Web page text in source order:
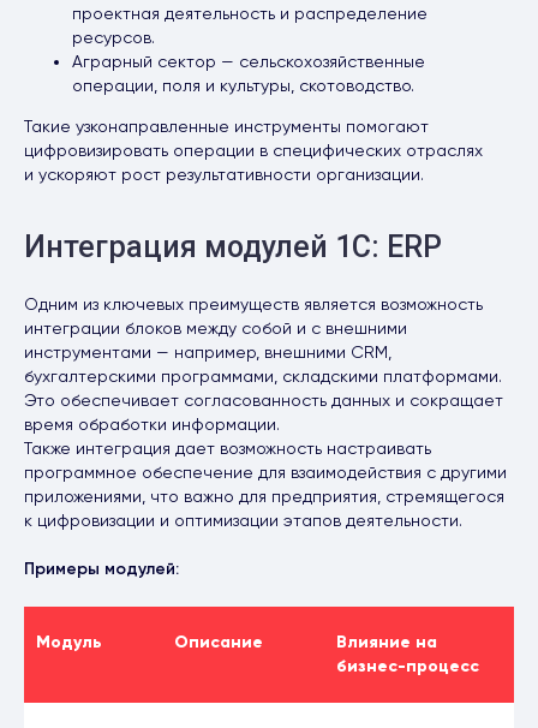
проектная деятельность и распределение
ресурсов.
Аграрный сектор — сельскохозяйственные
операции, поля и культуры, скотоводство.
Такие узконаправленные инструменты помогают
цифровизировать операции в специфических отраслях
и ускоряют рост результативности организации.
Интеграция модулей 1С: ERP
Одним из ключевых преимуществ является возможность
интеграции блоков между собой и с внешними
инструментами — например, внешними CRM,
бухгалтерскими программами, складскими платформами.
Это обеспечивает согласованность данных и сокращает
время обработки информации.
Также интеграция дает возможность настраивать
программное обеспечение для взаимодействия с другими
приложениями, что важно для предприятия, стремящегося
к цифровизации и оптимизации этапов деятельности.
Примеры модулей:
Модуль Описание
Влияние на
бизнес-процесс